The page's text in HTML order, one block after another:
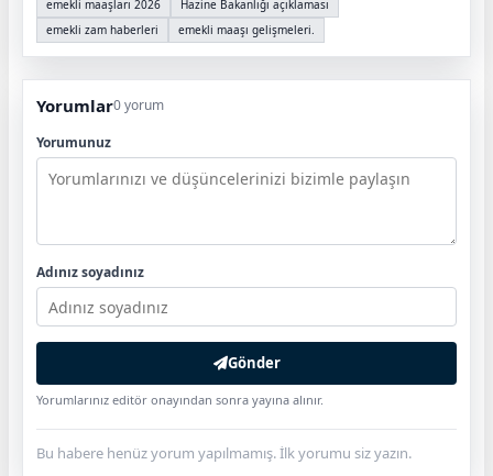
emekli maaşları 2026
Hazine Bakanlığı açıklaması
emekli zam haberleri
emekli maaşı gelişmeleri.
Yorumlar0 yorum
Yorumunuz
Adınız soyadınız
Gönder
Yorumlarınız editör onayından sonra yayına alınır.
Bu habere henüz yorum yapılmamış. İlk yorumu siz yazın.